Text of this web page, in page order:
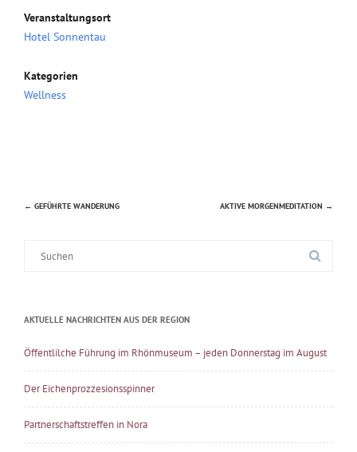
Veranstaltungsort
Hotel Sonnentau
Kategorien
Wellness
Beitragsnavigation
← GEFÜHRTE WANDERUNG AKTIVE MORGENMEDITATION →
AKTUELLE NACHRICHTEN AUS DER REGION
Öffentlilche Führung im Rhönmuseum – jeden Donnerstag im August
Der Eichenprozzesionsspinner
Partnerschaftstreffen in Nora